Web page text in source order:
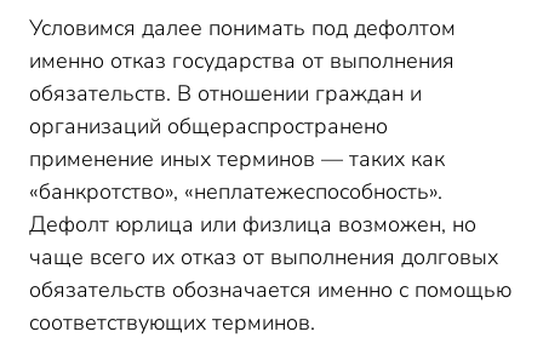
Условимся далее понимать под дефолтом
именно отказ государства от выполнения
обязательств. В отношении граждан и
организаций общераспространено
применение иных терминов — таких как
«банкротство», «неплатежеспособность».
Дефолт юрлица или физлица возможен, но
чаще всего их отказ от выполнения долговых
обязательств обозначается именно с помощью
соответствующих терминов.